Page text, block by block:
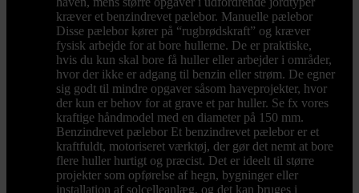
kræver et benzindrevet pælebor. Manuelle pælebor
Disse pælebor kører på “rugbrødskraft” og kræver
fysisk arbejde for at bore hullerne. De er praktiske,
hvis du kun skal bore få huller eller arbejder i områder,
hvor der ikke er adgang til benzin eller strøm. De egner
sig godt til mindre opgaver såsom haveprojekter, hvor
der kun er behov for at grave et par huller. Se fx vores
kraftige håndmodel med en diameter på 150 mm.
Benzindrevet pælebor Et benzindrevet pælebor er et
kraftfuldt, motoriseret værktøj, der gør det nemt at bore
flere huller hurtigt og præcist. Det er ideelt til større
projekter som opførelse af hegn, bygninger eller
installation af solcelleanlæg, og det kan bruges i